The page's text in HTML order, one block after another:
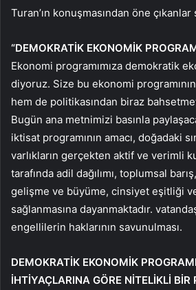
Turan’ın konuşmasından öne çıkanlar
“DEMOKRATİK EKONOMİK
Ekonomi programımıza demokratik
diyoruz. Size bu ekonomi
hem de politikasından biraz
Bugün ana metnimizi basınla
iktisat programının amacı, doğadaki
varlıkların gerçekten aktif ve verimli
tarafında adil dağılımı, toplumsal
gelişme ve büyüme, cinsiyet eşitliği
sağlanmasına dayanmaktadır.
engellilerin haklarının savunulması.
DEMOKRATİK EKONOMİK
İHTİYAÇLARINA GÖRE NİTELİKLİ BİR